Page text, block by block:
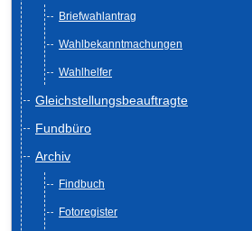
Briefwahlantrag
Wahlbekanntmachungen
Wahlhelfer
Gleichstellungsbeauftragte
Fundbüro
Archiv
Findbuch
Fotoregister